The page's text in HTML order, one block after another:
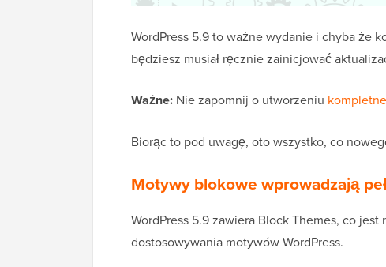
WordPress 5.9 to ważne wydanie i chyba że
będziesz musiał ręcznie zainicjować
Ważne: Nie zapomnij o utworzeniu
Biorąc to pod uwagę, oto wszystko, co
Motywy blokowe wprowadzają
WordPress 5.9 zawiera Block Themes, co
dostosowywania motywów WordPress.